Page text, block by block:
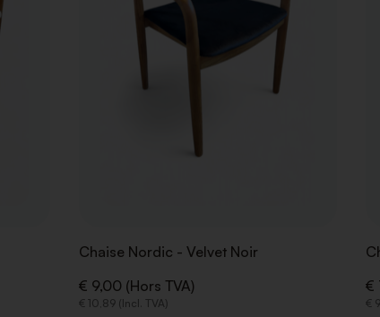
Chaise Nordic - Velvet Noir
€ 9,00 (Hors TVA)
€ 10,89 (Incl. TVA)
€
€